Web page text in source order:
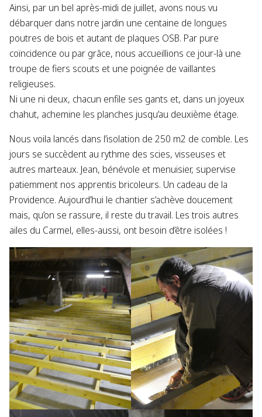
Ainsi, par un bel après-midi de juillet, avons nous vu
débarquer dans notre jardin une centaine de longues
poutres de bois et autant de plaques OSB. Par pure
coïncidence ou par grâce, nous accueillions ce jour-là une
troupe de fiers scouts et une poignée de vaillantes
religieuses.
Ni une ni deux, chacun enfile ses gants et, dans un joyeux
chahut, achemine les planches jusqu’au deuxième étage.
Nous voila lancés dans l’isolation de 250 m2 de comble. Les
jours se succèdent au rythme des scies, visseuses et
autres marteaux. Jean, bénévole et menuisier, supervise
patiemment nos apprentis bricoleurs. Un cadeau de la
Providence. Aujourd’hui le chantier s’achève doucement
mais, qu’on se rassure, il reste du travail. Les trois autres
ailes du Carmel, elles-aussi, ont besoin d’être isolées !